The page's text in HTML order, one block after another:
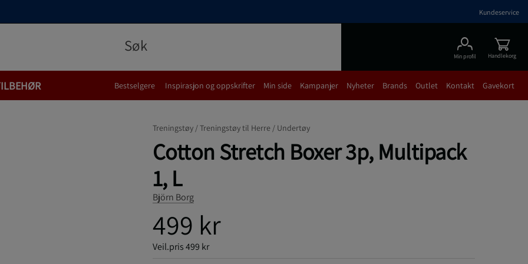
Kundeservice
Min profil Handlekorg
Bestselgere Inspirasjon og oppskrifter Min side Kampanjer Nyheter Brands Outlet Kontakt Gavekort
Treningstøy /Treningstøy til Herre / Undertøy
Cotton Stretch Boxer 3p, Multipack
1, L
Björn Borg
499 kr
Veil.pris499 kr